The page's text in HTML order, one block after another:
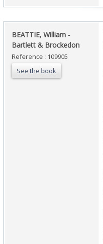
‎BEATTIE, William -
Bartlett & Brockedon ‎
Reference : 109905
See the book